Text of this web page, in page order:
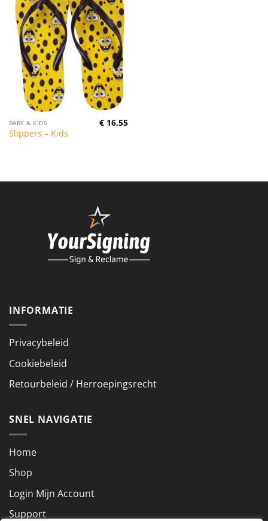
BABY & KIDS
Slippers – Kids
€ 16,55
INFORMATIE
Privacybeleid
Cookiebeleid
Retourbeleid / Herroepingsrecht
SNEL NAVIGATIE
Home
Shop
Login Mijn Account
Support